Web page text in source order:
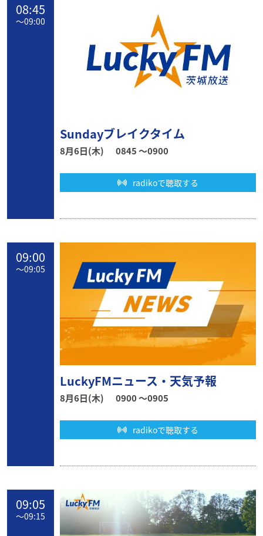
08:45
〜09:00
Sundayブレイクタイム
8月6日(木) 0845 〜0900
radikoで聴取する
09:00
〜09:05
LuckyFMニュース・天気予報
8月6日(木) 0900 〜0905
radikoで聴取する
09:05
〜09:15